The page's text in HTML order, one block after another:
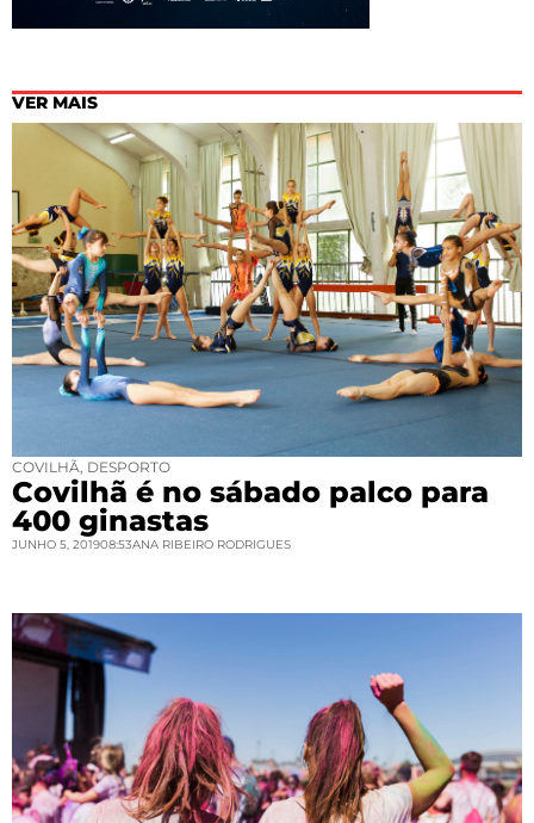
VER MAIS
COVILHÃ, DESPORTO
Covilhã é no sábado palco para
400 ginastas
JUNHO 5, 201908:53ANA RIBEIRO RODRIGUES